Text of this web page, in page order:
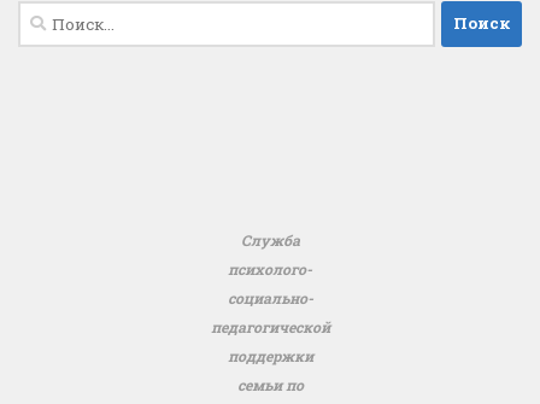
Найти:
Служба
психолого-
социально-
педагогической
поддержки
семьи по